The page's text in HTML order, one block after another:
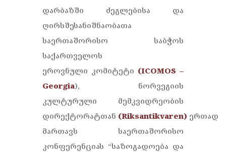
დარბაზში ძეგლებისა და
ღირსშესანიშნაობათა
საერთაშორისო საბჭოს
საქართველოს
ეროვნული კომიტეტი (ICOMOS –
Georgia), ნორვეგიის
კულტურული მემკვიდრეობის
დირექტორატთან (Riksantikvaren) ერთად
მართავს საერთაშორისო
კონფერენციას “საზოგადოება და